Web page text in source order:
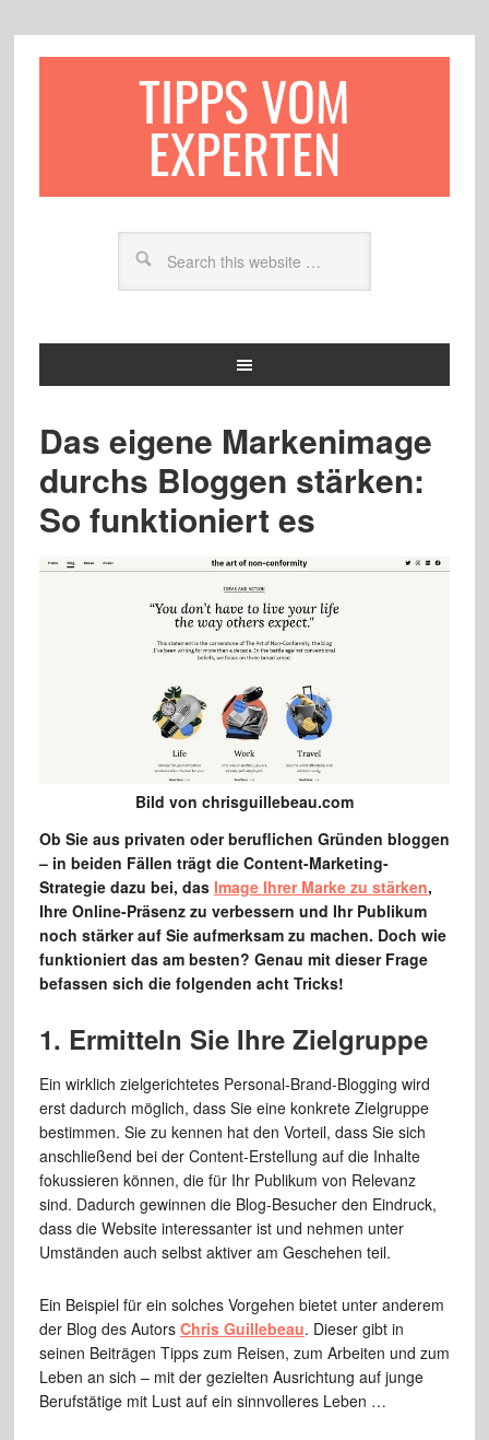
TIPPS VOM
EXPERTEN
Das eigene Markenimage
durchs Bloggen stärken:
So funktioniert es
Bild von chrisguillebeau.com
Ob Sie aus privaten oder beruflichen Gründen bloggen
– in beiden Fällen trägt die Content-Marketing-
Strategie dazu bei, das Image Ihrer Marke zu stärken,
Ihre Online-Präsenz zu verbessern und Ihr Publikum
noch stärker auf Sie aufmerksam zu machen. Doch wie
funktioniert das am besten? Genau mit dieser Frage
befassen sich die folgenden acht Tricks!
1. Ermitteln Sie Ihre Zielgruppe
Ein wirklich zielgerichtetes Personal-Brand-Blogging wird
erst dadurch möglich, dass Sie eine konkrete Zielgruppe
bestimmen. Sie zu kennen hat den Vorteil, dass Sie sich
anschließend bei der Content-Erstellung auf die Inhalte
fokussieren können, die für Ihr Publikum von Relevanz
sind. Dadurch gewinnen die Blog-Besucher den Eindruck,
dass die Website interessanter ist und nehmen unter
Umständen auch selbst aktiver am Geschehen teil.
Ein Beispiel für ein solches Vorgehen bietet unter anderem
der Blog des Autors Chris Guillebeau. Dieser gibt in
seinen Beiträgen Tipps zum Reisen, zum Arbeiten und zum
Leben an sich – mit der gezielten Ausrichtung auf junge
Berufstätige mit Lust auf ein sinnvolleres Leben …